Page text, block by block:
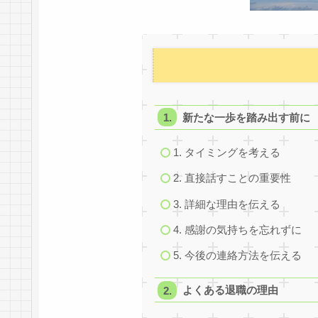
新たな一歩を踏み出す前に
1. タイミングを考える
2. 直接話すことの重要性
3. 詳細な理由を伝える
4. 感謝の気持ちを忘れずに
5. 今後の連絡方法を伝える
よくある退職の理由